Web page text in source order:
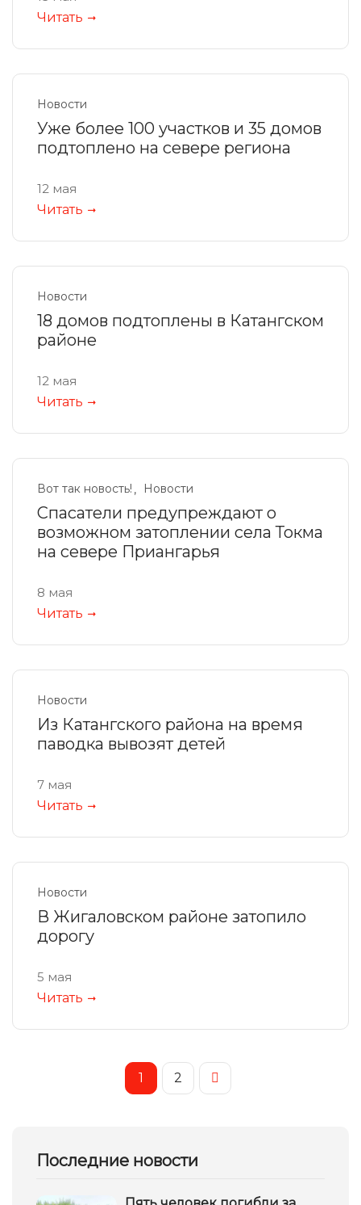
Читать
Новости
Уже более 100 участков и 35 домов
подтоплено на севере региона
12 мая
Читать
Новости
18 домов подтоплены в Катангском
районе
12 мая
Читать
Вот так новость! Новости
Спасатели предупреждают о
возможном затоплении села Токма
на севере Приангарья
8 мая
Читать
Новости
Из Катангского района на время
паводка вывозят детей
7 мая
Читать
Новости
В Жигаловском районе затопило
дорогу
5 мая
Читать
1 2
Последние новости